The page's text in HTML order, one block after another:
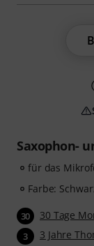
Saxophon-
für das
Farbe:
30 30 Tage
3 3 Jahre